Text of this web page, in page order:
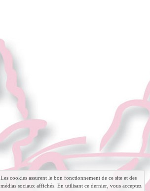
Les cookies assurent le bon fonctionnement de ce site et des
médias sociaux affichés. En utilisant ce dernier, vous acceptez